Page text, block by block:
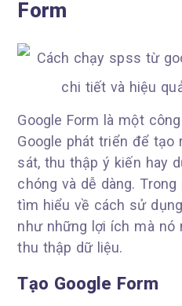
Form
Google Form là một
Google phát triển để tạo
sát, thu thập ý kiến hay
chóng và dễ dàng.
tìm hiểu về cách sử
như những lợi ích mà nó
thu thập dữ liệu.
Tạo Google Form